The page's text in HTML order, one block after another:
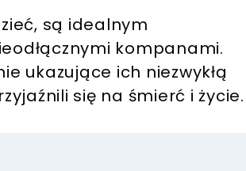
są idealnym
kompanami.
ukazujące ich niezwykłą
się na śmierć i życie.